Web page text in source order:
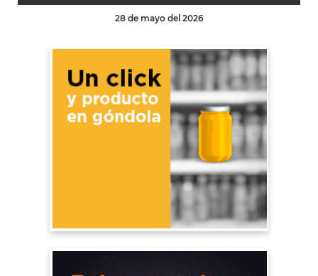
28 de mayo del 2026